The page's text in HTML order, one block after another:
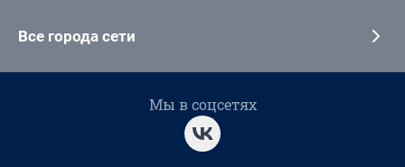
Все города сети
Мы в соцсетях